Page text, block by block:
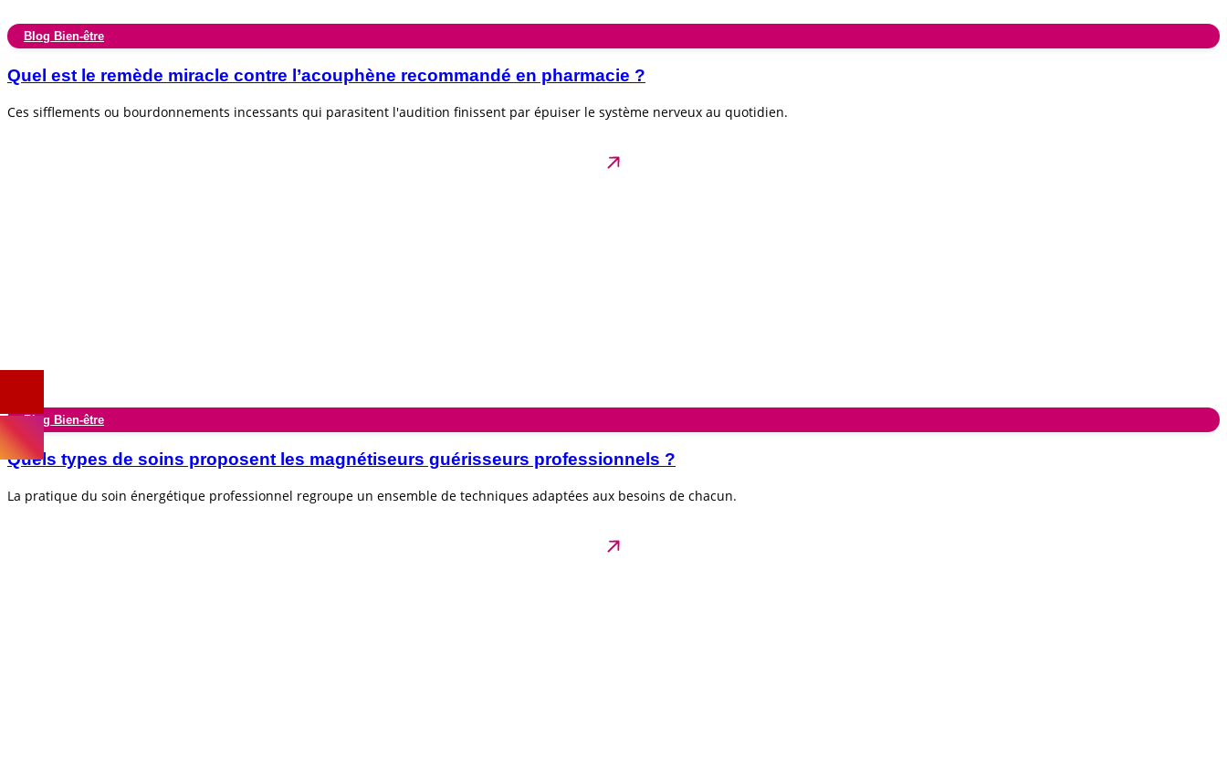
Blog Bien-être
Quel est le remède miracle contre l’acouphène recommandé en pharmacie ?
Ces sifflements ou bourdonnements incessants qui parasitent l'audition finissent par épuiser le système nerveux au quotidien.
Blog Bien-être
Quels types de soins proposent les magnétiseurs guérisseurs professionnels ?
La pratique du soin énergétique professionnel regroupe un ensemble de techniques adaptées aux besoins de chacun.